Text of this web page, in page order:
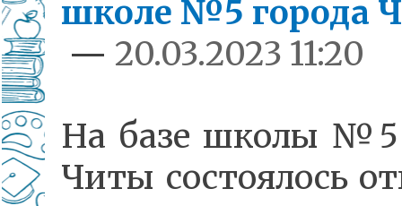
школе №5 города
— 20.03.2023 11:20
На базе школы №5
Читы состоялось